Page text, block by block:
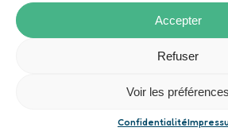
Accepter
Refuser
Voir les préférences
Confidentialité